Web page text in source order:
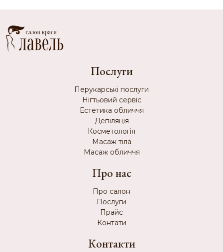
Послуги
Перукарські послуги
Нігтьовий сервіс
Естетика обличчя
Депіляція
Косметологія
Масаж тіла
Масаж обличчя
Про нас
Про салон
Послуги
Прайс
Контати
Контакти